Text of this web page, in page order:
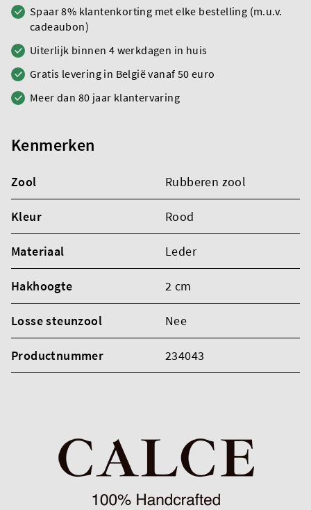
Spaar 8% klantenkorting met elke bestelling (m.u.v.
cadeaubon)
Uiterlijk binnen 4 werkdagen in huis
Gratis levering in België vanaf 50 euro
Meer dan 80 jaar klantervaring
Kenmerken
Zool Rubberen zool
Kleur Rood
Materiaal Leder
Hakhoogte 2 cm
Losse steunzool Nee
Productnummer 234043